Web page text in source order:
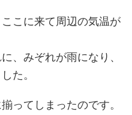
こに来て周辺の気温が
、みぞれが雨になり、
た。
ってしまったのです。